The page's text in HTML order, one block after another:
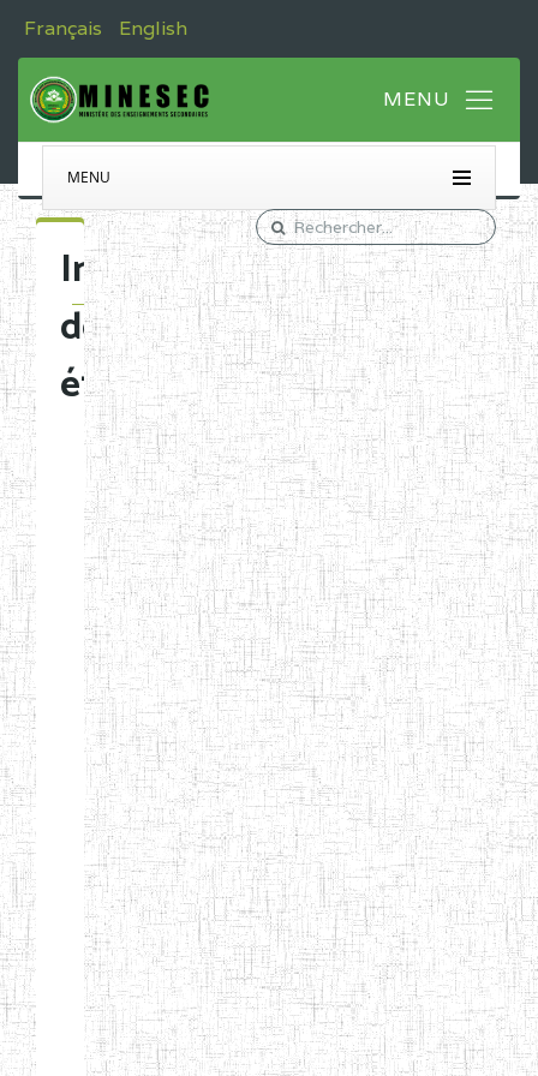
Français English
MENU
Immatriculation
des
établissements
Etablissements
d'enseignement
normal
ENI
Chercher:
Effacer les filtres
Denomination
Type